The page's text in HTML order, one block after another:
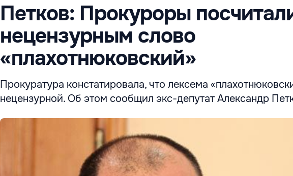
Петков: Прокуроры
нецензурным слово
«плахотнюковский»
Прокуратура констатировала, что лексема
нецензурной. Об этом сообщил экс-депутат Александр